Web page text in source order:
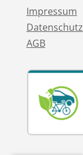
Impressum
Datenschutz
AGB